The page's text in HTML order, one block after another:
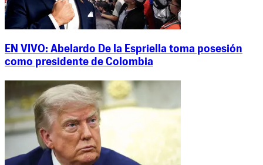
EN VIVO: Abelardo De la Espriella toma posesión
como presidente de Colombia